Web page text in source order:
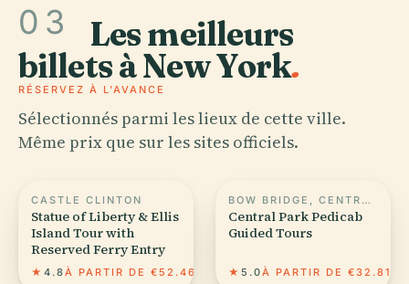
03 Les meilleurs
billets à New York.
RÉSERVEZ À L'AVANCE
Sélectionnés parmi les lieux de cette ville.
Même prix que sur les sites officiels.
CASTLE CLINTON
Statue of Liberty & Ellis
Island Tour with
Reserved Ferry Entry
★ 4.8À PARTIR DE €52.46
BOW BRIDGE, CENTRAL PARK
Central Park Pedicab
Guided Tours
★ 5.0À PARTIR DE €32.81